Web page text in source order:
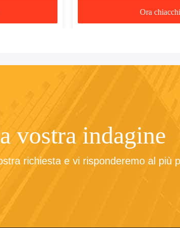
Ora
vostra indagine
richiesta e vi risponderemo al più